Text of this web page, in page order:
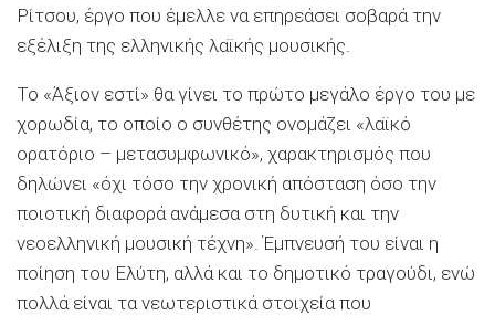
Ρίτσου, έργο που έμελλε να επηρεάσει σοβαρά την
εξέλιξη της ελληνικής λαϊκής μουσικής.
Το «Άξιον εστί» θα γίνει το πρώτο μεγάλο έργο του με
χορωδία, το οποίο ο συνθέτης ονομάζει «λαϊκό
ορατόριο – μετασυμφωνικό», χαρακτηρισμός που
δηλώνει «όχι τόσο την χρονική απόσταση όσο την
ποιοτική διαφορά ανάμεσα στη δυτική και την
νεοελληνική μουσική τέχνη». Έμπνευσή του είναι η
ποίηση του Ελύτη, αλλά και το δημοτικό τραγούδι, ενώ
πολλά είναι τα νεωτεριστικά στοιχεία που